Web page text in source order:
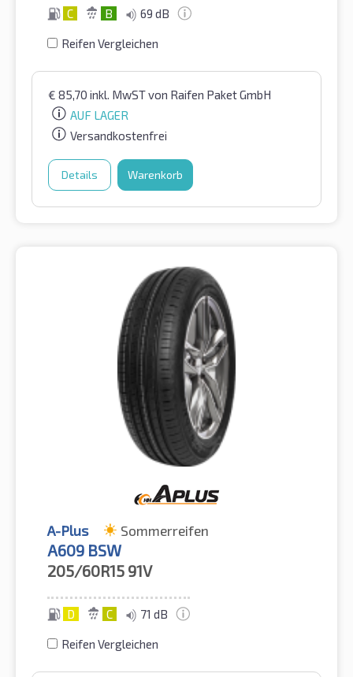
C B 69 dB
Reifen Vergleichen
€ 85,70 inkl. MwSTvon Raifen Paket GmbH
AUF LAGER
Versandkostenfrei
Details Warenkorb
A-Plus Sommerreifen
A609 BSW
205/60R15 91V
D C 71 dB
Reifen Vergleichen